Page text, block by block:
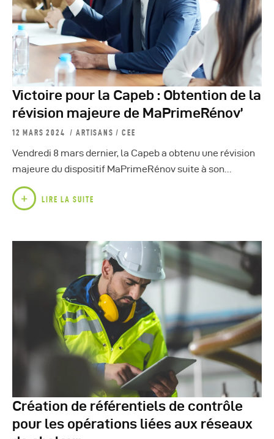
Victoire pour la Capeb : Obtention de la
révision majeure de MaPrimeRénov’
12 MARS 2024 ARTISANS /CEE
Vendredi 8 mars dernier, la Capeb a obtenu une révision
majeure du dispositif MaPrimeRénov suite à son…
LIRE LA SUITE
Création de référentiels de contrôle
pour les opérations liées aux réseaux